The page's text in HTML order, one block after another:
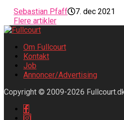
Sebastian Pfaff
7. dec 2021
Flere artikler
Om Fullcourt
Kontakt
Job
Annoncer/Advertising
Copyright © 2009-2026